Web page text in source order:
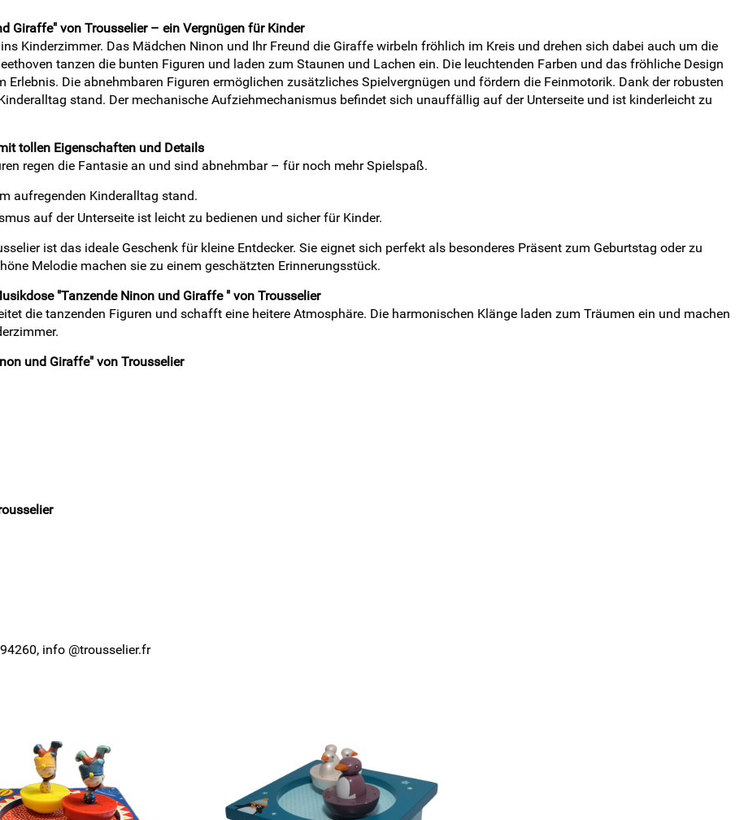
Giraffe" von Trousselier – ein Vergnügen für Kinder
Kinderzimmer. Das Mädchen Ninon und Ihr Freund die Giraffe wirbeln fröhlich im Kreis und drehen sich dabei auch um die
tanzen die bunten Figuren und laden zum Staunen und Lachen ein. Die leuchtenden Farben und das fröhliche Design
Erlebnis. Die abnehmbaren Figuren ermöglichen zusätzliches Spielvergnügen und fördern die Feinmotorik. Dank der robusten
stand. Der mechanische Aufziehmechanismus befindet sich unauffällig auf der Unterseite und ist kinderleicht zu
tollen Eigenschaften und Details
regen die Fantasie an und sind abnehmbar – für noch mehr Spielspaß.
aufregenden Kinderalltag stand.
auf der Unterseite ist leicht zu bedienen und sicher für Kinder.
ist das ideale Geschenk für kleine Entdecker. Sie eignet sich perfekt als besonderes Präsent zum Geburtstag oder zu
Melodie machen sie zu einem geschätzten Erinnerungsstück.
"Tanzende Ninon und Giraffe " von Trousselier
die tanzenden Figuren und schafft eine heitere Atmosphäre. Die harmonischen Klänge laden zum Träumen ein und machen
und Giraffe" von Trousselier
info @trousselier.fr